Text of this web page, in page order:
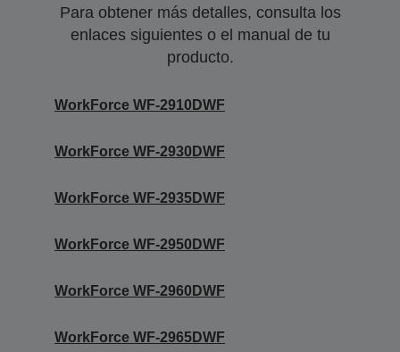
Para obtener más detalles, consulta los
enlaces siguientes o el manual de tu
producto.
WorkForce WF-2910DWF
WorkForce WF-2930DWF
WorkForce WF-2935DWF
WorkForce WF-2950DWF
WorkForce WF-2960DWF
WorkForce WF-2965DWF